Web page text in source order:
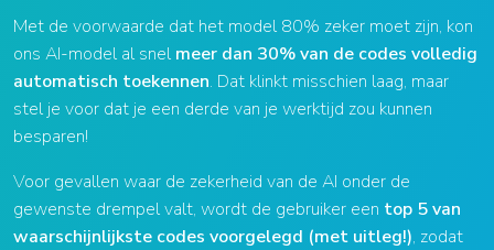
Met de voorwaarde dat het model 80% zeker moet zijn, kon
ons AI-model al snel meer dan 30% van de codes volledig
automatisch toekennen. Dat klinkt misschien laag, maar
stel je voor dat je een derde van je werktijd zou kunnen
besparen!
Voor gevallen waar de zekerheid van de AI onder de
gewenste drempel valt, wordt de gebruiker een top 5 van
waarschijnlijkste codes voorgelegd (met uitleg!), zodat